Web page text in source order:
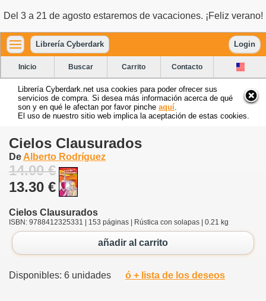
Del 3 a 21 de agosto estaremos de vacaciones. ¡Feliz verano!
Librería Cyberdark Login
Inicio Buscar Carrito Contacto
Librería Cyberdark.net usa cookies para poder ofrecer sus
servicios de compra. Si desea más información acerca de qué
son y en qué le afectan por favor pinche aquí
El uso de nuestro sitio web implica la aceptación de estas cookies.
Cielos Clausurados
De Alberto Rodríguez
14.00 €
13.30 €
Cielos Clausurados
ISBN: 9788412325331 | 153 páginas | Rústica con solapas | 0.21 kg
añadir al carrito
Disponibles: 6 unidades ó + lista de los deseos